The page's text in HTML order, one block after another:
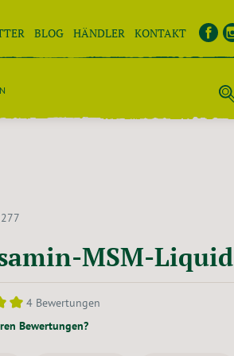
BLOG HÄNDLER KONTAKT
MSM-Liquid
Bewertung von 5 von 5 Sternen
4 Bewertungen
Bewertungen?